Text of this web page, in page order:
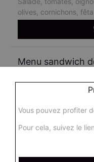
olives, cornichons, fêta
Menu sandwich
olives + frites + 1
Menu sandwich
olives + frites + 1
Vous pouvez profiter
Pour cela, suivez le